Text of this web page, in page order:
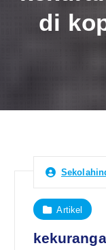
di
Artikel